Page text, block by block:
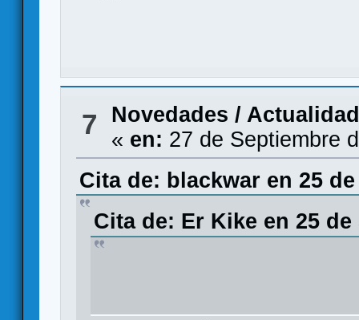
7
Novedades / Actualidad
« en: 27 de Septiembre
Cita de: blackwar en 25
Cita de: Er Kike en 25